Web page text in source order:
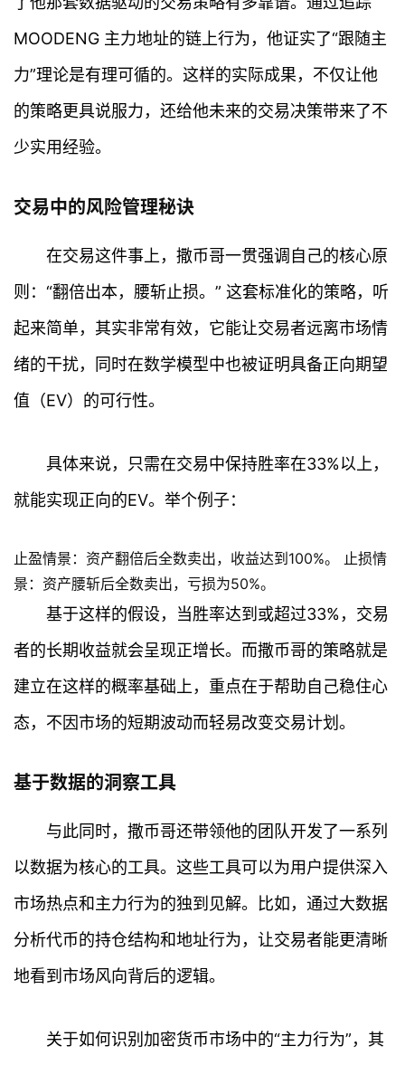
MOODENG 主力地址的链上行为，他证实了“跟随主
力”理论是有理可循的。这样的实际成果，不仅让他
的策略更具说服力，还给他未来的交易决策带来了不
少实用经验。
交易中的风险管理秘诀
在交易这件事上，撒币哥一贯强调自己的核心原
则：“翻倍出本，腰斩止损。” 这套标准化的策略，听
起来简单，其实非常有效，它能让交易者远离市场情
绪的干扰，同时在数学模型中也被证明具备正向期望
值（EV）的可行性。
具体来说，只需在交易中保持胜率在33%以上，
就能实现正向的EV。举个例子：
止盈情景：资产翻倍后全数卖出，收益达到100%。 止损情
景：资产腰斩后全数卖出，亏损为50%。
基于这样的假设，当胜率达到或超过33%，交易
者的长期收益就会呈现正增长。而撒币哥的策略就是
建立在这样的概率基础上，重点在于帮助自己稳住心
态，不因市场的短期波动而轻易改变交易计划。
基于数据的洞察工具
与此同时，撒币哥还带领他的团队开发了一系列
以数据为核心的工具。这些工具可以为用户提供深入
市场热点和主力行为的独到见解。比如，通过大数据
分析代币的持仓结构和地址行为，让交易者能更清晰
地看到市场风向背后的逻辑。
关于如何识别加密货币市场中的“主力行为”，其